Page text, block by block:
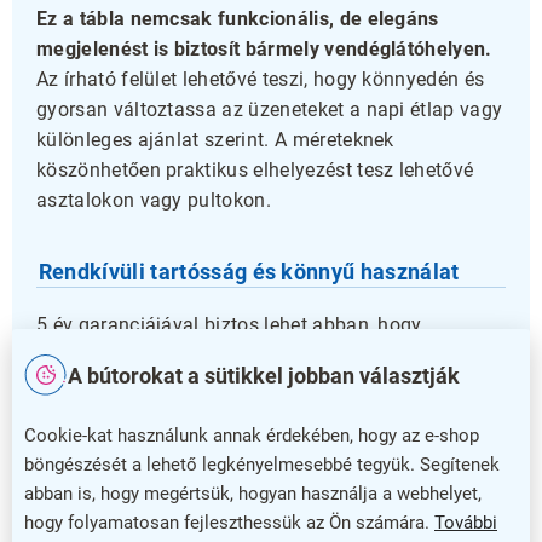
A bútorokat a sütikkel jobban választják
Cookie-kat használunk annak érdekében, hogy az e-shop
böngészését a lehető legkényelmesebbé tegyük. Segítenek
abban is, hogy megértsük, hogyan használja a webhelyet,
hogy folyamatosan fejleszthessük az Ön számára. További
Ez a tábla nemcsak funkcionális, de elegáns
megjelenést is biztosít bármely vendéglátóhelyen.
Az írható felület lehetővé teszi, hogy könnyedén és
gyorsan változtassa az üzeneteket a napi étlap vagy
különleges ajánlat szerint. A méreteknek
köszönhetően praktikus elhelyezést tesz lehetővé
asztalokon vagy pultokon.
Rendkívüli tartósság és könnyű használat
5 év garanciájával biztos lehet abban, hogy
hosszútávon is megbízható segítőtársa lesz a
vendégtájékoztatásban. A Fekete írható HPL tábla
professzionális képet mutasson vendégei számára.
Válassza ezt a praktikus és elegáns HPL táblát,
hogy üzenetei mindig jól láthatóak és friss